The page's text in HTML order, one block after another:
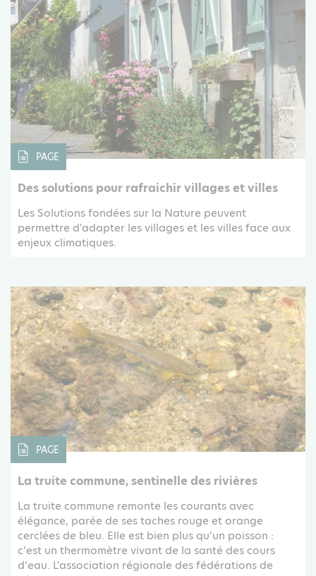
PAGE
Des solutions pour rafraichir villages et villes
Les Solutions fondées sur la Nature peuvent
permettre d'adapter les villages et les villes face aux
enjeux climatiques.
PAGE
La truite commune, sentinelle des rivières
La truite commune remonte les courants avec
élégance, parée de ses taches rouge et orange
cerclées de bleu. Elle est bien plus qu’un poisson :
c’est un thermomètre vivant de la santé des cours
d’eau. L'association régionale des fédérations de